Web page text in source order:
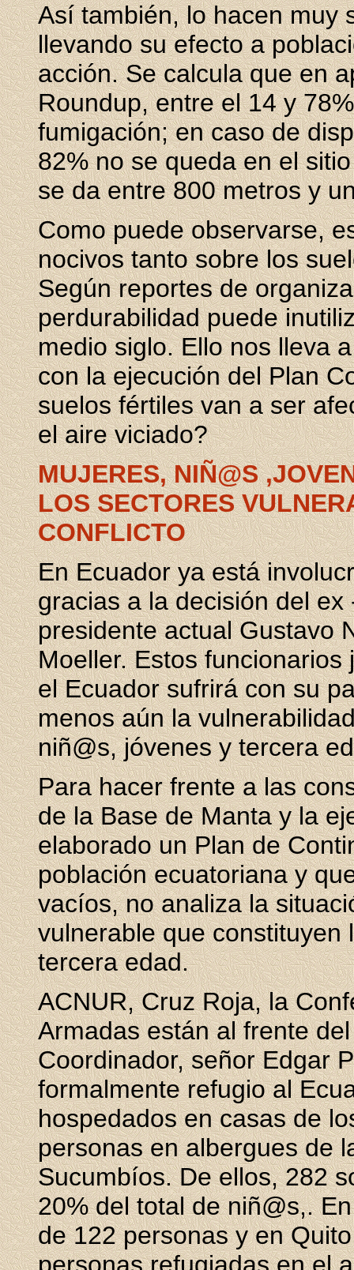
Así también, lo hacen muy
llevando su efecto a
acción. Se calcula que en
Roundup, entre el 14 y
fumigación; en caso de
82% no se queda en el
se da entre 800 metros y
Como puede observarse,
nocivos tanto sobre los
Según reportes de
perdurabilidad puede
medio siglo. Ello nos lleva
con la ejecución del Plan
suelos fértiles van a ser
el aire viciado?
MUJERES, NIÑ@S
LOS SECTORES
CONFLICTO
En Ecuador ya está
gracias a la decisión del
presidente actual Gustavo
Moeller. Estos
el Ecuador sufrirá con su
menos aún la
niñ@s, jóvenes y tercera
Para hacer frente a las
de la Base de Manta y la
elaborado un Plan de
población ecuatoriana y
vacíos, no analiza la
vulnerable que constituyen
tercera edad.
ACNUR, Cruz Roja, la
Armadas están al frente
Coordinador, señor Edgar
formalmente refugio al
hospedados en casas de
personas en albergues de
Sucumbíos. De ellos, 282
20% del total de niñ@s,.
de 122 personas y en